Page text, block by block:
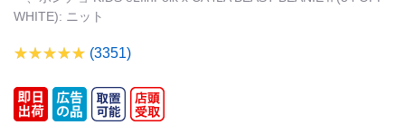
WHITE): ニット
(3351)